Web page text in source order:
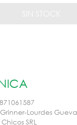
Lourdes
SRL